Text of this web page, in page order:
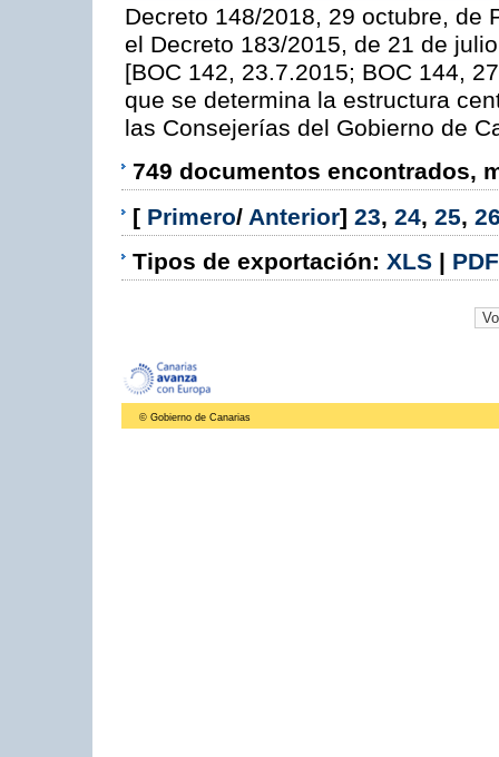
Decreto 148/2018, 29 octubre, de
el Decreto 183/2015, de 21 de julio
[BOC 142, 23.7.2015; BOC 144,
que se determina la estructura
las Consejerías del Gobierno de
749 documentos encontrados,
[ Primero/ Anterior] 23, 24, 25,
Tipos de exportación: XLS | PDF
© Gobierno de Canarias